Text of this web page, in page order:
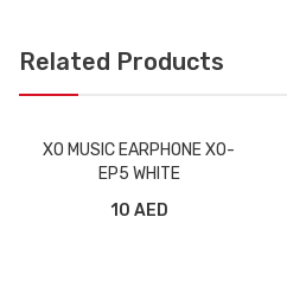
Related Products
XO MUSIC EARPHONE XO-
EP5 WHITE
10 AED